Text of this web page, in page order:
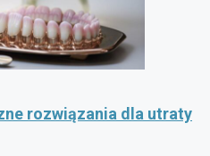
rozwiązania dla utraty